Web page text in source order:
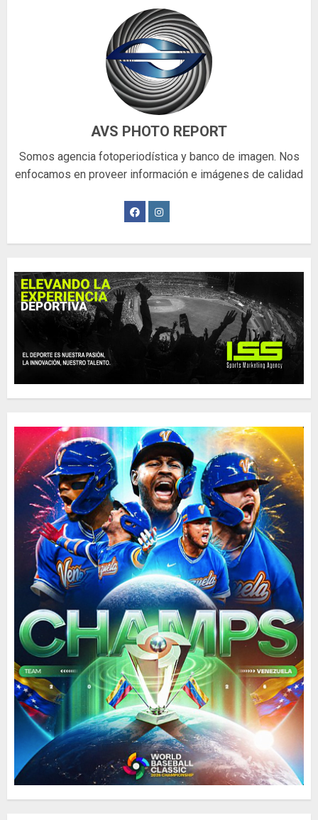
AVS PHOTO REPORT
Somos agencia fotoperiodística y banco de imagen. Nos
enfocamos en proveer información e imágenes de calidad